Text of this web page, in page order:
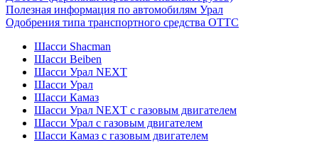
Полезная информация по автомобилям Урал
Одобрения типа транспортного средства ОТТС
Шасси Shacman
Шасси Beiben
Шасси Урал NEXT
Шасси Урал
Шасси Камаз
Шасси Урал NEXT с газовым двигателем
Шасси Урал с газовым двигателем
Шасси Камаз с газовым двигателем